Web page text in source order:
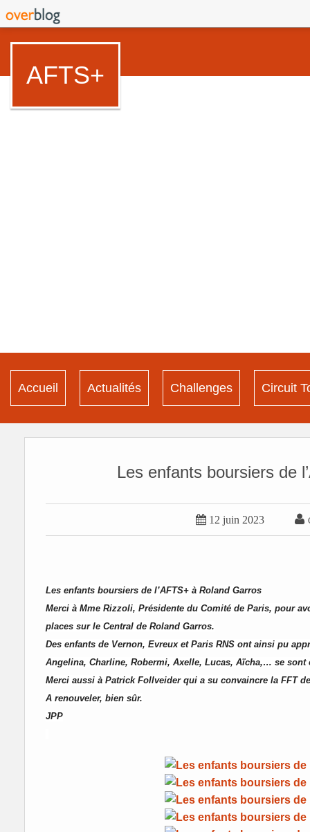
AFTS+
Accueil Actualités Challenges Circuit
Les enfants boursiers de
 12 juin 2023 
Les enfants boursiers de l’AFTS+ à Roland Garros
Merci à Mme Rizzoli, Présidente du Comité de Paris, pour
places sur le Central de Roland Garros.
Des enfants de Vernon, Evreux et Paris RNS ont ainsi pu
Angelina, Charline, Robermi, Axelle, Lucas, Aïcha,… se
Merci aussi à Patrick Follveider qui a su convaincre la FFT
A renouveler, bien sûr.
JPP